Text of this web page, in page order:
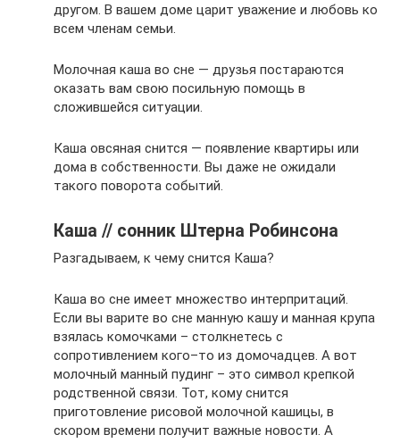
другом. В вашем доме царит уважение и любовь ко
всем членам семьи.
Молочная каша во сне — друзья постараются
оказать вам свою посильную помощь в
сложившейся ситуации.
Каша овсяная снится — появление квартиры или
дома в собственности. Вы даже не ожидали
такого поворота событий.
Каша // сонник Штерна Робинсона
Разгадываем, к чему снится Каша?
Каша во сне имеет множество интерпритаций.
Если вы варите во сне манную кашу и манная крупа
взялась комочками – столкнетесь с
сопротивлением кого–то из домочадцев. А вот
молочный манный пудинг – это символ крепкой
родственной связи. Тот, кому снится
приготовление рисовой молочной кашицы, в
скором времени получит важные новости. А